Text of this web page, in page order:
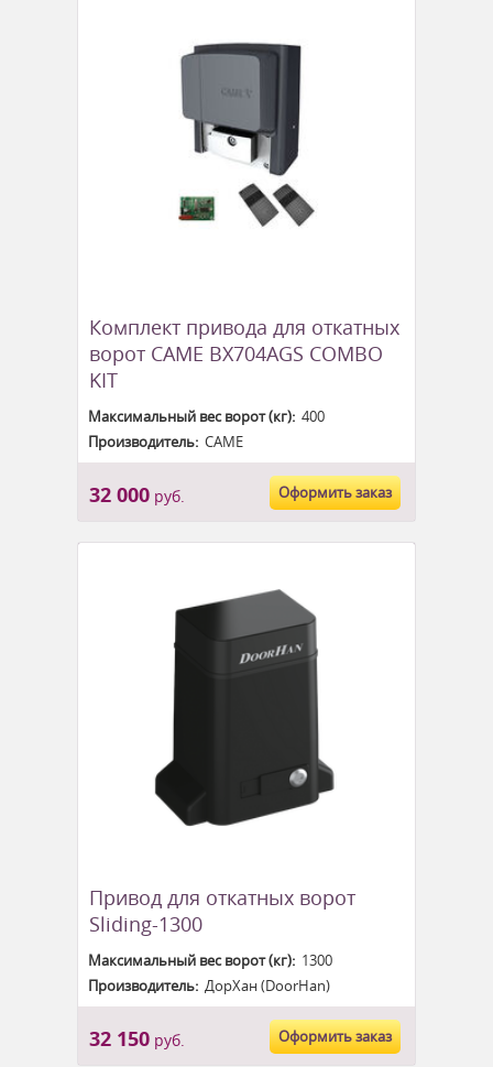
Комплект привода для откатных
ворот CAME BX704AGS COMBO
KIT
Максимальный вес ворот (кг):400
Производитель:CAME
32 000руб. Оформить заказ
Привод для откатных ворот
Sliding-1300
Максимальный вес ворот (кг):1300
Производитель:ДорХан (DoorHan)
32 150руб. Оформить заказ